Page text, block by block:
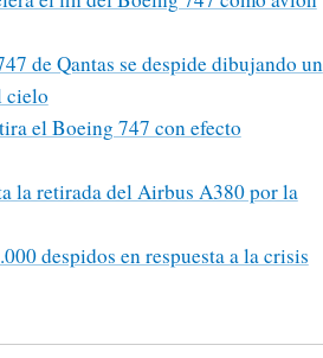
de Qantas se despide dibujando un
cielo
el Boeing 747 con efecto
la retirada del Airbus A380 por la
despidos en respuesta a la crisis